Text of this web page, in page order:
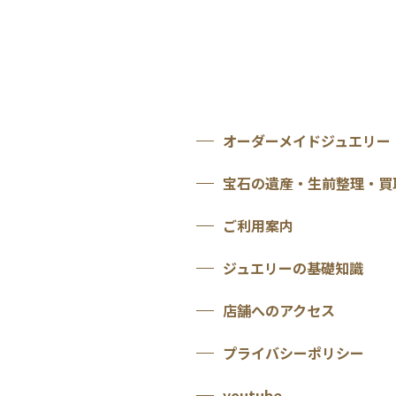
オーダーメイドジュエリー
宝石の遺産・生前整理・
ご利用案内
ジュエリーの基礎知識
店舗へのアクセス
プライバシーポリシー